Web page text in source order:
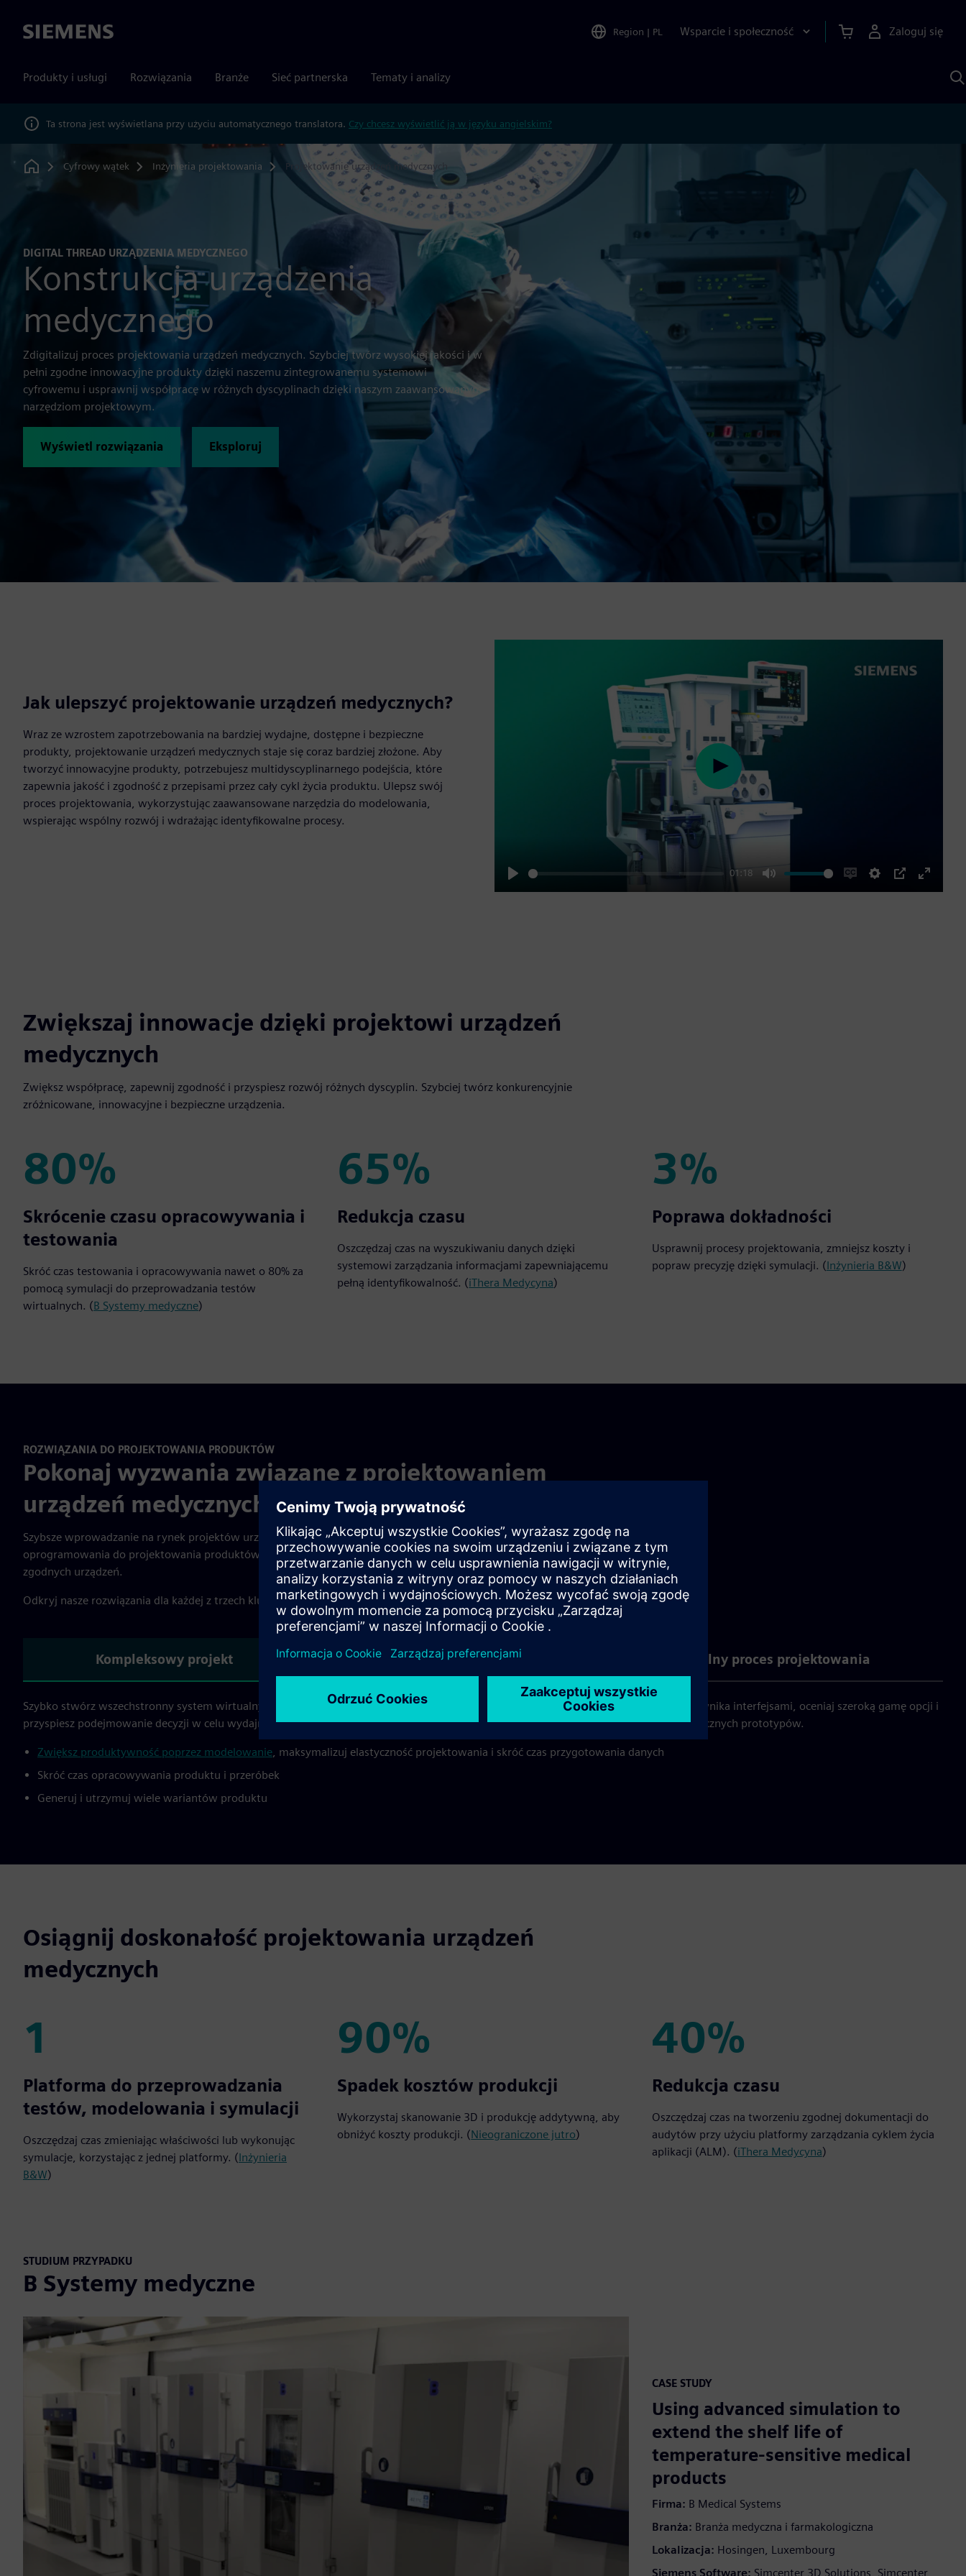
Siemens Region | PL Wsparcie i społeczność Zaloguj się
Produkty i usługi Rozwiązania Branże Sieć partnerska Tematy i analizy
Ta strona jest wyświetlana przy użyciu automatycznego translatora. Czy chcesz wyświetlić ją w języku angielskim?
Home
Cyfrowy wątek Inżynieria projektowania Projektowanie urządzeń medycznych
DIGITAL THREAD URZĄDZENIA MEDYCZNEGO
Konstrukcja urządzenia
medycznego
Zdigitalizuj proces projektowania urządzeń medycznych. Szybciej twórz wysokiej jakości i w
pełni zgodne innowacyjne produkty dzięki naszemu zintegrowanemu systemowi
cyfrowemu i usprawnij współpracę w różnych dyscyplinach dzięki naszym zaawansowanym
narzędziom projektowym.
Wyświetl rozwiązania Eksploruj
Jak ulepszyć projektowanie urządzeń medycznych?
Wraz ze wzrostem zapotrzebowania na bardziej wydajne, dostępne i bezpieczne
produkty, projektowanie urządzeń medycznych staje się coraz bardziej złożone. Aby
tworzyć innowacyjne produkty, potrzebujesz multidyscyplinarnego podejścia, które
zapewnia jakość i zgodność z przepisami przez cały cykl życia produktu. Ulepsz swój
proces projektowania, wykorzystując zaawansowane narzędzia do modelowania,
wspierając wspólny rozwój i wdrażając identyfikowalne procesy.
Play
01:18
Mute
EnableSettings
PIP
Enter
Play
Zwiększaj innowacje dzięki projektowi urządzeń
medycznych
Zwiększ współpracę, zapewnij zgodność i przyspiesz rozwój różnych dyscyplin. Szybciej twórz konkurencyjnie
zróżnicowane, innowacyjne i bezpieczne urządzenia.
80%
80%
Skrócenie czasu opracowywania i
testowania
Skróć czas testowania i opracowywania nawet o 80% za
pomocą symulacji do przeprowadzania testów
wirtualnych. (B Systemy medyczne)
65%
65%
Redukcja czasu
Oszczędzaj czas na wyszukiwaniu danych dzięki
systemowi zarządzania informacjami zapewniającemu
pełną identyfikowalność. (iThera Medycyna)
3%
3%
Poprawa dokładności
Usprawnij procesy projektowania, zmniejsz koszty i
popraw precyzję dzięki symulacji. (Inżynieria B&W)
ROZWIĄZANIA DO PROJEKTOWANIA PRODUKTÓW
Pokonaj wyzwania związane z projektowaniem
urządzeń medycznych
Szybsze wprowadzanie na rynek projektów urządzeń medycznych dzięki zintegrowanemu cyfrowemu systemowi
oprogramowania do projektowania produktów, który umożliwia zespołowi tworzenie wydajnych, wydajnych i w pełni
zgodnych urządzeń.
Odkryj nasze rozwiązania dla każdej z trzech kluczowych ścieżek digitalizacji projektowania urządzeń medycznych:
Kompleksowy projekt Wspólny rozwój Identyfikowalny proces projektowania
Szybko stwórz wszechstronny system wirtualny wykorzystując rzeczywiste dowody. Poznaj warianty projektu z przyjaznymi dla użytkownika interfejsami, oceniaj szeroką gamę opcji i
przyspiesz podejmowanie decyzji w celu wydajnego generowania plików projektowych urządzeń medycznych i szybszej dostępności fizycznych prototypów.
Zwiększ produktywność poprzez modelowanie , maksymalizuj elastyczność projektowania i skróć czas przygotowania danych
Skróć czas opracowywania produktu i przeróbek
Generuj i utrzymuj wiele wariantów produktu
Osiągnij doskonałość projektowania urządzeń
medycznych
1
1
Platforma do przeprowadzania
testów, modelowania i symulacji
Oszczędzaj czas zmieniając właściwości lub wykonując
symulacje, korzystając z jednej platformy. (Inżynieria
B&W)
90%
90%
Spadek kosztów produkcji
Wykorzystaj skanowanie 3D i produkcję addytywną, aby
obniżyć koszty produkcji. (Nieograniczone jutro)
40%
40%
Redukcja czasu
Oszczędzaj czas na tworzeniu zgodnej dokumentacji do
audytów przy użyciu platformy zarządzania cyklem życia
aplikacji (ALM). (iThera Medycyna)
STUDIUM PRZYPADKU
B Systemy medyczne
CASE STUDY
Using advanced simulation to
extend the shelf life of
temperature-sensitive medical
products
Firma: B Medical Systems
Branża: Branża medyczna i farmakologiczna
Lokalizacja: Hosingen, Luxembourg
Siemens Software: Simcenter 3D Solutions, Simcenter